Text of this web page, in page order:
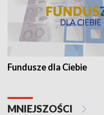
Fundusze dla Ciebie
MNIEJSZOŚCI